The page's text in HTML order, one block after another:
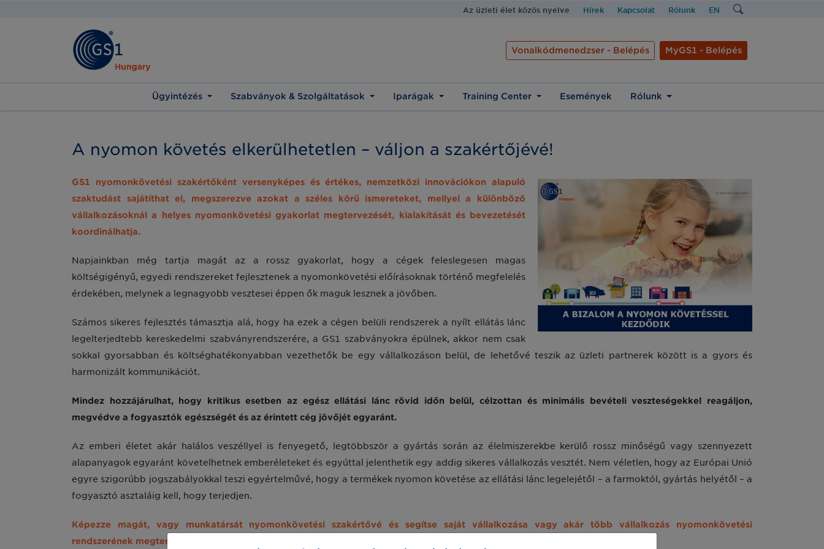
Az üzleti élet közös nyelve Hírek Kapcsolat Rólunk EN
Vonalkódmenedzser - Belépés MyGS1 - Belépés
Ügyintézés Szabványok & Szolgáltatások Iparágak Training Center Események Rólunk
A nyomon követés elkerülhetetlen – váljon a szakértőjévé!
GS1 nyomonkövetési szakértőként versenyképes és értékes, nemzetközi innovációkon alapuló
szaktudást sajátíthat el, megszerezve azokat a széles körű ismereteket, mellyel a különböző
vállalkozásoknál a helyes nyomonkövetési gyakorlat megtervezését, kialakítását és bevezetését
koordinálhatja.
Napjainkban még tartja magát az a rossz gyakorlat, hogy a cégek feleslegesen magas
költségigényű, egyedi rendszereket fejlesztenek a nyomonkövetési előírásoknak történő megfelelés
érdekében, melynek a legnagyobb vesztesei éppen ők maguk lesznek a jövőben.
Számos sikeres fejlesztés támasztja alá, hogy ha ezek a cégen belüli rendszerek a nyílt ellátás lánc
legelterjedtebb kereskedelmi szabványrendszerére, a GS1 szabványokra épülnek, akkor nem csak
sokkal gyorsabban és költséghatékonyabban vezethetők be egy vállalkozáson belül, de lehetővé teszik az üzleti partnerek között is a gyors és
harmonizált kommunikációt.
Mindez hozzájárulhat, hogy kritikus esetben az egész ellátási lánc rövid időn belül, célzottan és minimális bevételi veszteségekkel reagáljon,
megvédve a fogyasztók egészségét és az érintett cég jövőjét egyaránt.
Az emberi életet akár halálos veszéllyel is fenyegető, legtöbbször a gyártás során az élelmiszerekbe kerülő rossz minőségű vagy szennyezett
alapanyagok egyaránt követelhetnek emberéleteket és egyúttal jelenthetik egy addig sikeres vállalkozás vesztét. Nem véletlen, hogy az Európai Unió
egyre szigorúbb jogszabályokkal teszi egyértelművé, hogy a termékek nyomon követése az ellátási lánc legelejétől – a farmoktól, gyártás helyétől – a
fogyasztó asztaláig kell, hogy terjedjen.
Képezze magát, vagy munkatársát nyomonkövetési szakértővé és segítse saját vállalkozása vagy akár több vállalkozás nyomonkövetési
rendszerének megtervezését és fejlesztését!